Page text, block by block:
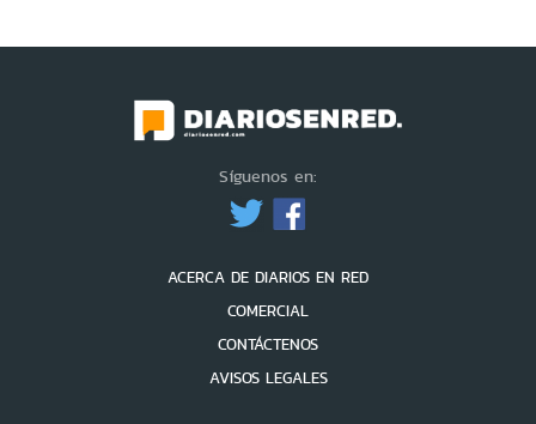
Síguenos en:
ACERCA DE DIARIOS EN RED
COMERCIAL
CONTÁCTENOS
AVISOS LEGALES